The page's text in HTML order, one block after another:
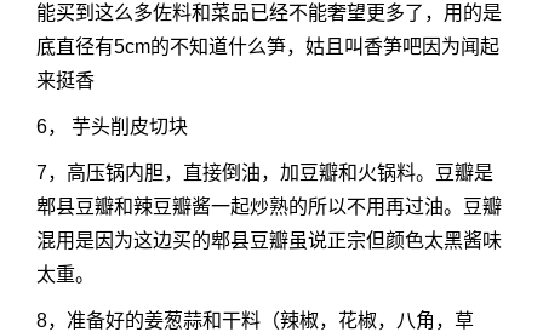
能买到这么多佐料和菜品已经不能奢望更多了，用的是
底直径有5cm的不知道什么笋，姑且叫香笋吧因为闻起
来挺香
6， 芋头削皮切块
7，高压锅内胆，直接倒油，加豆瓣和火锅料。豆瓣是
郫县豆瓣和辣豆瓣酱一起炒熟的所以不用再过油。豆瓣
混用是因为这边买的郫县豆瓣虽说正宗但颜色太黑酱味
太重。
8，准备好的姜葱蒜和干料（辣椒，花椒，八角，草